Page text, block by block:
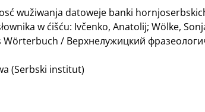
wužiwanja datoweje banki
w ćišću: Ivčenko, Anatolij; Wölke,
/ Верхнелужицкий
(Serbski institut)